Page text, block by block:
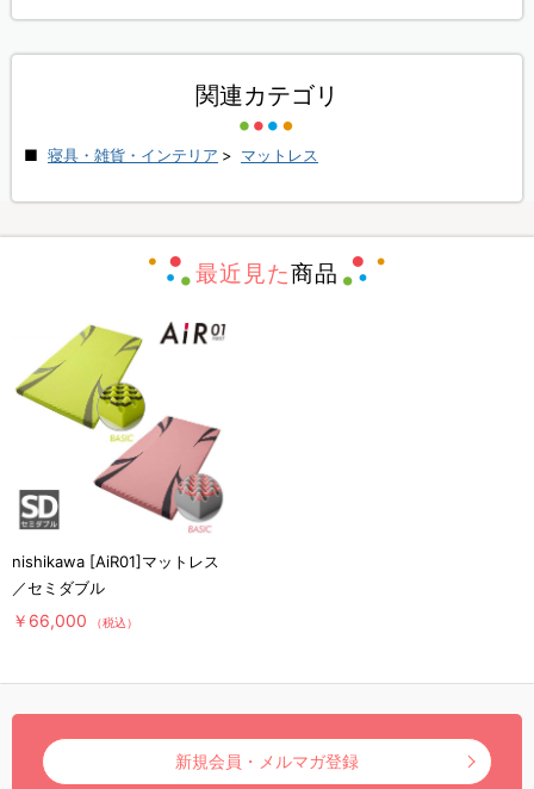
関連カテゴリ
寝具・雑貨・インテリア > マットレス
最近見た商品
nishikawa [AiR01]マットレス
／セミダブル
￥66,000 （税込）
新規会員・メルマガ登録